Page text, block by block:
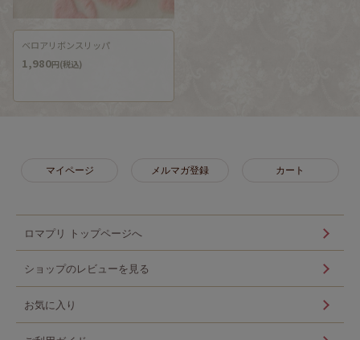
ベロアリボンスリッパ
1,980円(税込)
マイページ メルマガ登録 カート
ロマプリ トップページへ
ショップのレビューを見る
お気に入り